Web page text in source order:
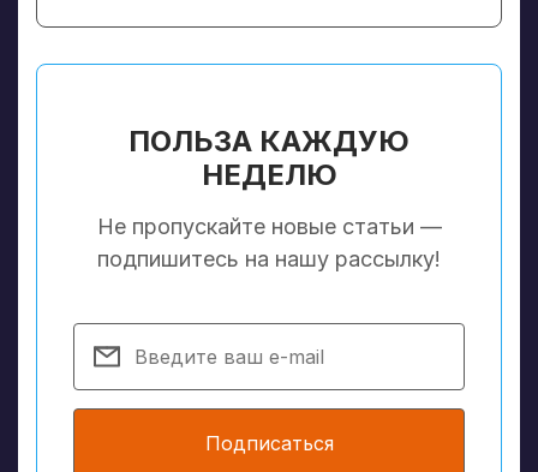
ПОЛЬЗА КАЖДУЮ
НЕДЕЛЮ
Не пропускайте новые статьи —
подпишитесь на нашу рассылку!
Подписаться